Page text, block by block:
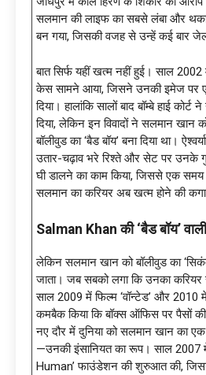
सलमान की लाइफ का सबसे लंबा और थका
बन गया, जिसकी वजह से उन्हें कई बार जेल
बात सिर्फ यहीं खत्म नहीं हुई। साल
केस सामने आया, जिसने उनकी इमेज पर
दिया। हालांकि सालों बाद बॉम्बे हाई
दिया, लेकिन इन विवादों ने सलमान खान
बॉलीवुड का ‘बैड बॉय’ बना दिया था।
उतार-चढ़ाव भरे रिश्ते और सेट पर
घी डालने का काम किया, जिससे एक
सलमान का करियर अब खत्म होने की
Salman Khan की ‘बैड बॉय’
लेकिन सलमान खान को बॉलीवुड का
जाता। जब सबको लगा कि उनका करियर
साल 2009 में फिल्म ‘वॉन्टेड’ और 2010
कमबैक किया कि बॉक्स ऑफिस पर पैसों की
नए दौर में दुनिया को सलमान खान का
—उनकी इंसानियत का रूप। साल 2007
Human’ फाउंडेशन की शुरुआत की, जिसने